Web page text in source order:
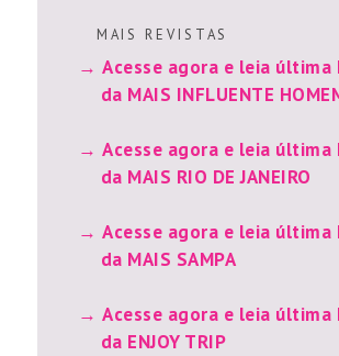
M A I S R E V I S T A S
Acesse agora e leia última
da MAIS INFLUENTE
Acesse agora e leia última
da MAIS RIO DE JANEIRO
Acesse agora e leia última
da MAIS SAMPA
Acesse agora e leia última
da ENJOY TRIP